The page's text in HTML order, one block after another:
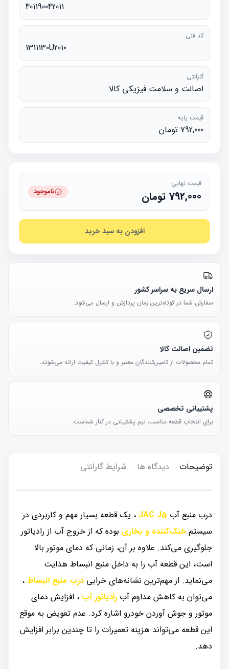
401190042011
کد فنی
1311130U2010
گارانتی
اصالت و سلامت فیزیکی کالا
قیمت پایه
792,000 تومان
قیمت نهایی
792,000 تومان ناموجود
افزودن به سبد خرید
ارسال سریع به سراسر کشور
سفارش شما در کوتاه‌ترین زمان پردازش و ارسال می‌شود.
تضمین اصالت کالا
تمام محصولات از تامین‌کنندگان معتبر و با کنترل کیفیت ارائه می‌شوند.
پشتیبانی تخصصی
برای انتخاب قطعه مناسب، تیم پشتیبانی در کنار شماست.
توضیحات دیدگاه ها شرایط گارانتی
درب منبع آب JAC J5 ، یک قطعه بسیار مهم و کاربردی در
سیستم خنک‌کننده و بخاری بوده که از خروج آب از رادیاتور
جلوگیری می‌کند. علاوه بر آن، زمانی که دمای موتور بالا
است، این قطعه آب را به داخل منبع انبساط هدایت
می‌نماید. از مهم‌ترین نشانه‌های خرابی درب منبع انبساط ،
می‌توان به کاهش مداوم آب رادیاتور آب ، افزایش دمای
موتور و جوش آوردن خودرو اشاره کرد. عدم تعویض به موقع
این قطعه می‌تواند هزینه تعمیرات را تا چندین برابر افزایش
دهد.